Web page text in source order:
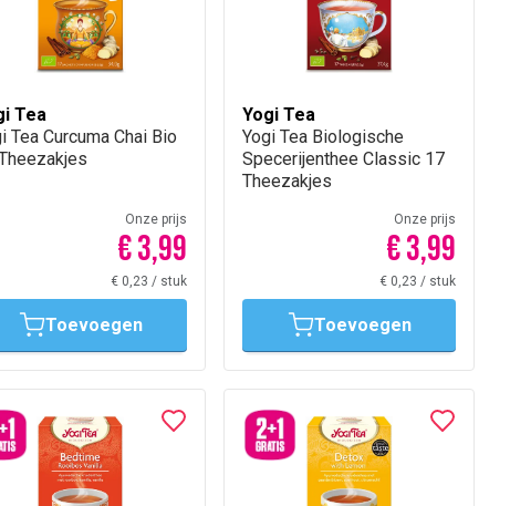
Tea
Tea Curcuma Chai Bio
Onze prijs
€ 3,99
€ 0,23 / stuk
Toevoegen
Yogi Tea
Yogi Tea Biologische
Specerijenthee Classic 17
Theezakjes
Onze prijs
€ 3,99
€ 0,23 / stuk
Toevoegen